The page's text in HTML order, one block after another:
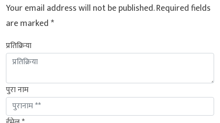
Your email address will not be published.Required fields
are marked*
प्रतिक्रिया
पुरा नाम